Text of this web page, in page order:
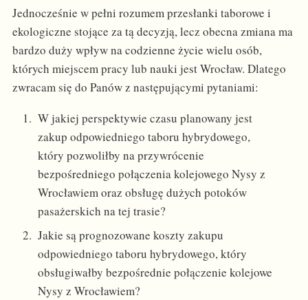
Jednocześnie w pełni rozumem przesłanki taborowe i
ekologiczne stojące za tą decyzją, lecz obecna zmiana ma
bardzo duży wpływ na codzienne życie wielu osób,
których miejscem pracy lub nauki jest Wrocław. Dlatego
zwracam się do Panów z następującymi pytaniami:
W jakiej perspektywie czasu planowany jest
zakup odpowiedniego taboru hybrydowego,
który pozwoliłby na przywrócenie
bezpośredniego połączenia kolejowego Nysy z
Wrocławiem oraz obsługę dużych potoków
pasażerskich na tej trasie?
Jakie są prognozowane koszty zakupu
odpowiedniego taboru hybrydowego, który
obsługiwałby bezpośrednie połączenie kolejowe
Nysy z Wrocławiem?